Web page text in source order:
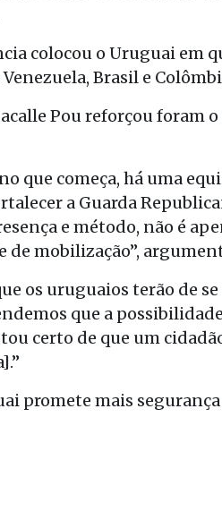
colocou o Uruguai em
Brasil e
Pou reforçou foram
que começa, há uma
a Guarda
e método, não é
de mobilização”,
os uruguaios terão de
que a
certo de que um
promete mais